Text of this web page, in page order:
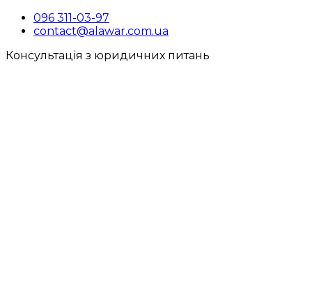
096 311-03-97
contact@alawar.com.ua
Консультація з юридичних питань